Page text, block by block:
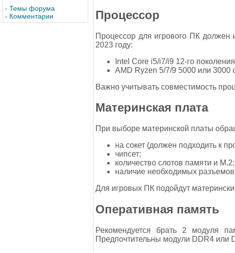
- Темы форума
- Комментарии Процессор
Процессор для игрового ПК должен
2023 году:
Intel Core i5/i7/i9 12-го
AMD Ryzen 5/7/9 5000 или 3000
Важно учитывать совместимость
Материнская плата
При выборе материнской платы
на сокет (должен подходить к
чипсет;
количество слотов памяти и M.2;
наличие необходимых
Для игровых ПК подойдут
Оперативная память
Рекомендуется брать 2 модуля
Предпочтительны модули DDR4 или